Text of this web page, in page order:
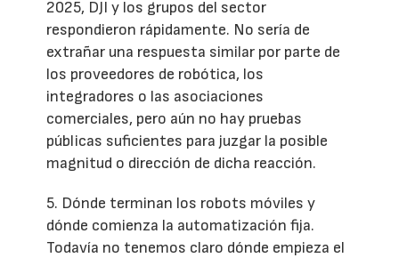
2025, DJI y los grupos del sector
respondieron rápidamente. No sería de
extrañar una respuesta similar por parte de
los proveedores de robótica, los
integradores o las asociaciones
comerciales, pero aún no hay pruebas
públicas suficientes para juzgar la posible
magnitud o dirección de dicha reacción.
5. Dónde terminan los robots móviles y
dónde comienza la automatización fija.
Todavía no tenemos claro dónde empieza el